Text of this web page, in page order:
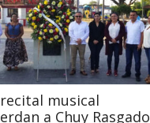
musical
a Chuy Rasgado